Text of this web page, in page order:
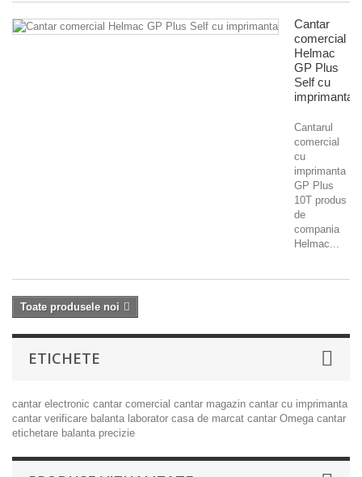
Cantar
comercial
Helmac
GP Plus
Self cu
imprimanta
Cantarul
comercial
cu
imprimanta
GP Plus
10T produs
de
compania
Helmac...
Toate produsele noi
ETICHETE
cantar electronic cantar comercial cantar magazin cantar cu imprimanta
cantar verificare balanta laborator casa de marcat cantar Omega cantar
etichetare balanta precizie